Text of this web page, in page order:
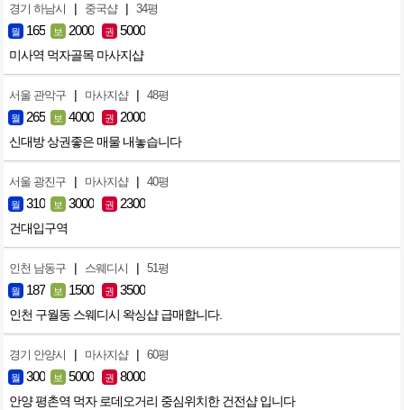
경기 하남시 | 중국샵 | 34평
월 165 보 2000 권 5000
미사역 먹자골목 마사지샵
서울 관악구 | 마사지샵 | 48평
월 265 보 4000 권 2000
신대방 상권좋은 매물 내놓습니다
서울 광진구 | 마사지샵 | 40평
월 310 보 3000 권 2300
건대입구역
인천 남동구 | 스웨디시 | 51평
월 187 보 1500 권 3500
인천 구월동 스웨디시 왁싱샵 급매합니다.
경기 안양시 | 마사지샵 | 60평
월 300 보 5000 권 8000
안양 평촌역 먹자 로데오거리 중심위치한 건전샵 입니다